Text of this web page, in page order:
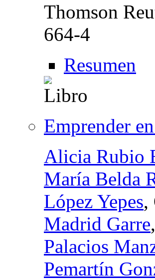
Thomson
664-4
Resumen
Emprender
Alicia Rubio
María Belda
López Yepes,
Madrid Garre,
Palacios
Pemartín